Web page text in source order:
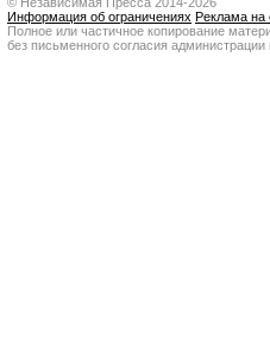
Информация об ограничениях Реклама на
Полное или частичное копирование
без письменного согласия